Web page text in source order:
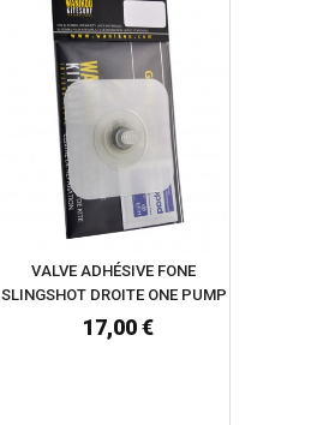
VALVE ADHÉSIVE FONE
SLINGSHOT DROITE ONE PUMP
17,00 €